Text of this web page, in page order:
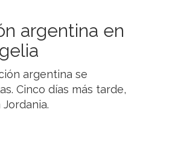
argentina en
argentina se
Cinco días más tarde,